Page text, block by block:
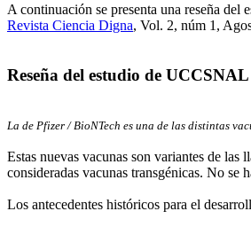
A continuación se presenta una reseña
Revista Ciencia Digna, Vol. 2, núm 1,
Reseña del estudio de UCCSNAL
La de Pfizer / BioNTech es una de las distintas
Estas nuevas vacunas son variantes de las
consideradas vacunas transgénicas. No se
Los antecedentes históricos para el